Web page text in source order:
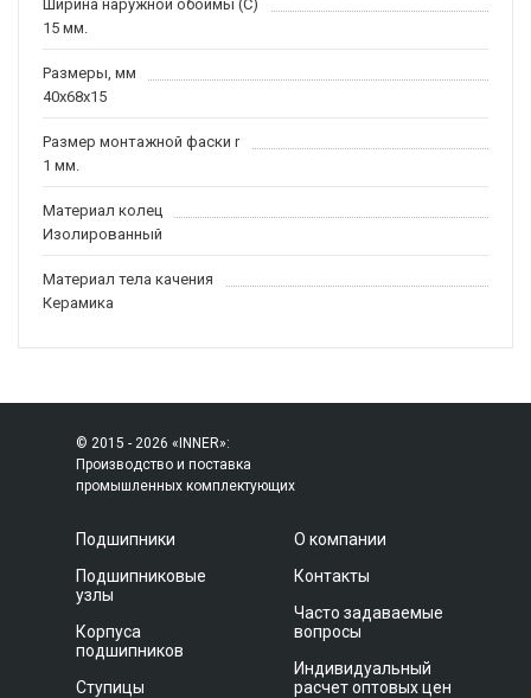
Ширина наружной обоймы (C)
15 мм.
Размеры, мм
40x68x15
Размер монтажной фаски r
1 мм.
Материал колец
Изолированный
Материал тела качения
Керамика
© 2015 - 2026 «INNER»:
Производство и поставка
промышленных комплектующих
Подшипники
Подшипниковые
узлы
Корпуса
подшипников
Ступицы
О компании
Контакты
Часто задаваемые
вопросы
Индивидуальный
расчет оптовых цен